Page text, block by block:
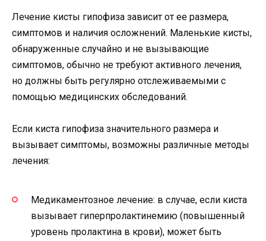
Лечение кисты гипофиза зависит от ее размера,
симптомов и наличия осложнений. Маленькие кисты,
обнаруженные случайно и не вызывающие
симптомов, обычно не требуют активного лечения,
но должны быть регулярно отслеживаемыми с
помощью медицинских обследований.
Если киста гипофиза значительного размера и
вызывает симптомы, возможны различные методы
лечения:
Медикаментозное лечение: в случае, если киста
вызывает гиперпролактинемию (повышенный
уровень пролактина в крови), может быть